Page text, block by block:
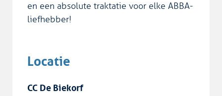
en een absolute traktatie voor elke ABBA-
liefhebber!
Locatie
CC De Biekorf